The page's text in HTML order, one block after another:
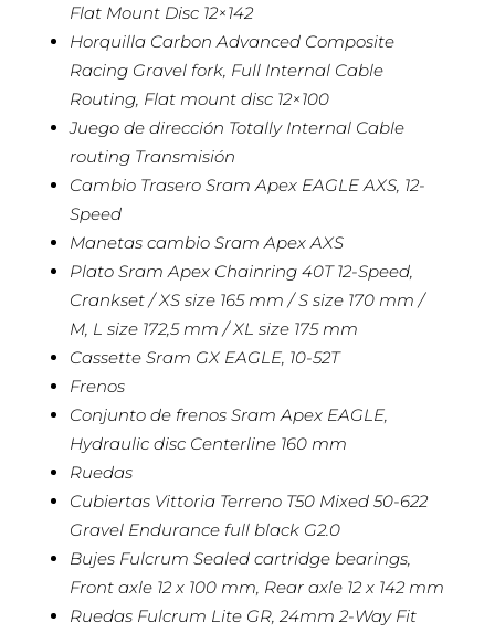
Flat Mount Disc 12×142
Horquilla Carbon Advanced Composite
Racing Gravel fork, Full Internal Cable
Routing, Flat mount disc 12×100
Juego de dirección Totally Internal Cable
routing Transmisión
Cambio Trasero Sram Apex EAGLE AXS, 12-
Speed
Manetas cambio Sram Apex AXS
Plato Sram Apex Chainring 40T 12-Speed,
Crankset / XS size 165 mm / S size 170 mm /
M, L size 172,5 mm / XL size 175 mm
Cassette Sram GX EAGLE, 10-52T
Frenos
Conjunto de frenos Sram Apex EAGLE,
Hydraulic disc Centerline 160 mm
Ruedas
Cubiertas Vittoria Terreno T50 Mixed 50-622
Gravel Endurance full black G2.0
Bujes Fulcrum Sealed cartridge bearings,
Front axle 12 x 100 mm, Rear axle 12 x 142 mm
Ruedas Fulcrum Lite GR, 24mm 2-Way Fit